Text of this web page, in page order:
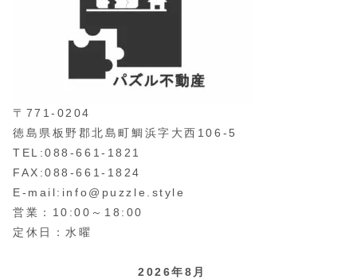
〒771-0204
徳島県板野郡北島町鯛浜字大西106-5
TEL:088-661-1821
FAX:088-661-1824
E-mail:info@puzzle.style
営業：10:00～18:00
定休日：水曜
2026年8月